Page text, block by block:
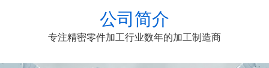
公司简介
专注精密零件加工行业数年的加工制造商